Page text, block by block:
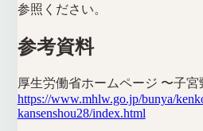
参照ください。
参考資料
厚生労働省ホームページ 〜子
https://www.mhlw.go.jp/bunya/
kansenshou28/index.html